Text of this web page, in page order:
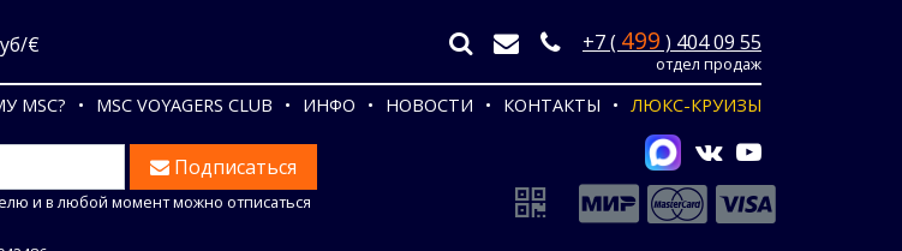
€ +7 ( 499 ) 404 09 55
отдел продаж
MSC? MSC VOYAGERS CLUB ИНФО НОВОСТИ КОНТАКТЫ ЛЮКС-КРУИЗЫ
Подписаться
и в любой момент можно отписаться